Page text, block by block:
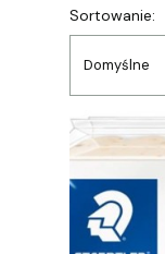
Lista
Sortowanie:
Domyślne